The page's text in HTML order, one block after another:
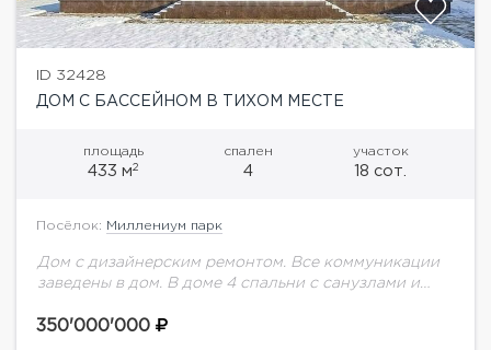
ID 32428
ДОМ С БАССЕЙНОМ В ТИХОМ МЕСТЕ
площадь
433 м2
спален
4
участок
18 сот.
Посёлок: Миллениум парк
Дом с дизайнерским ремонтом. Все коммуникации
заведены в дом. В доме 4 спальни с санузлами и
внутренней отделки) на 2 м/м.Отдельно стоящее
350'000'000